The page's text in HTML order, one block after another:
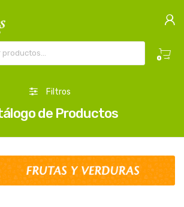
0
Filtros
de Productos